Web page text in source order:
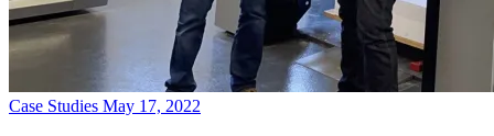
Case Studies May 17, 2022